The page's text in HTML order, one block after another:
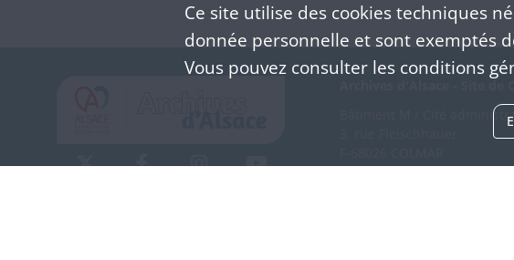
Bâtiment M / Cité
(+33) 3 89 21 97 00
Ce site utilise des cookiestechniques
donnée personnelle et sont exemptés
Vous pouvez consulter les conditions